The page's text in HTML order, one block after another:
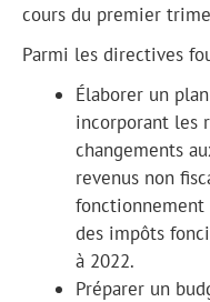
cours du premier
Parmi les directives
Élaborer un
incorporant les
changements
revenus non
fonctionnement
des impôts
à 2022.
Préparer un